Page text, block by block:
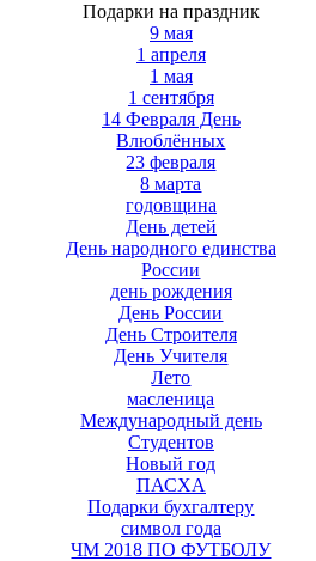
Подарки на праздник
9 мая
1 апреля
1 мая
1 сентября
14 Февраля День
Влюблённых
23 февраля
8 марта
годовщина
День детей
День народного единства
России
день рождения
День России
День Строителя
День Учителя
Лето
масленица
Международный день
Студентов
Новый год
ПАСХА
Подарки бухгалтеру
символ года
ЧМ 2018 ПО ФУТБОЛУ